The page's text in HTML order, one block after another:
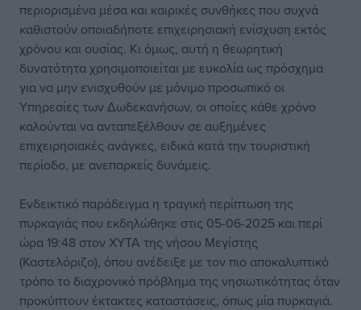
περιορισμένα μέσα και καιρικές συνθήκες που συχνά
καθιστούν οποιαδήποτε επιχειρησιακή ενίσχυση εκτός
χρόνου και ουσίας. Κι όμως, αυτή η θεωρητική
δυνατότητα χρησιμοποιείται με ευκολία ως πρόσχημα
για να μην ενισχυθούν με μόνιμο προσωπικό οι
Υπηρεσίες των Δωδεκανήσων, οι οποίες κάθε χρόνο
καλούνται να ανταπεξέλθουν σε αυξημένες
επιχειρησιακές ανάγκες, ειδικά κατά την τουριστική
περίοδο, με ανεπαρκείς δυνάμεις.
Ενδεικτικό παράδειγμα η τραγική περίπτωση της
πυρκαγιάς που εκδηλώθηκε στις 05-06-2025 και περί
ώρα 19:48 στον ΧΥΤΑ της νήσου Μεγίστης
(Καστελόριζο), όπου ανέδειξε με τον πιο αποκαλυπτικό
τρόπο το διαχρονικό πρόβλημα της νησιωτικότητας όταν
προκύπτουν έκτακτες καταστάσεις, όπως μία πυρκαγιά.